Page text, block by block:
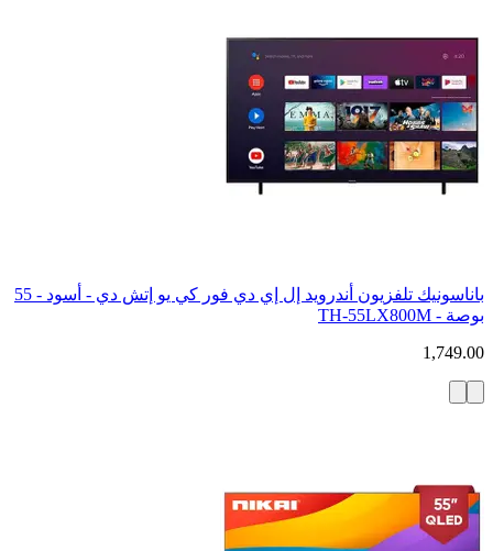
باناسونيك تلفزيون أندرويد إل إي دي فور كي يو إتش دي - أسود - 55
بوصة - TH-55LX800M
1,749.00